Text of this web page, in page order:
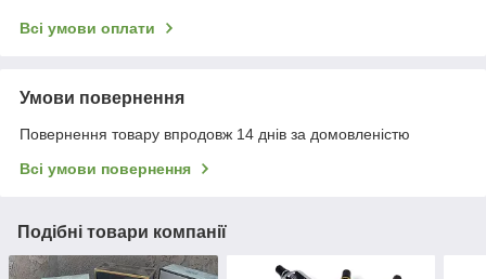
Всі умови оплати
Умови повернення
Повернення товару впродовж 14 днів за домовленістю
Всі умови повернення
Подібні товари компанії